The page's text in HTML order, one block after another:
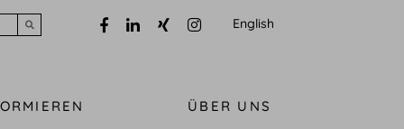
English
ÜBER UNS